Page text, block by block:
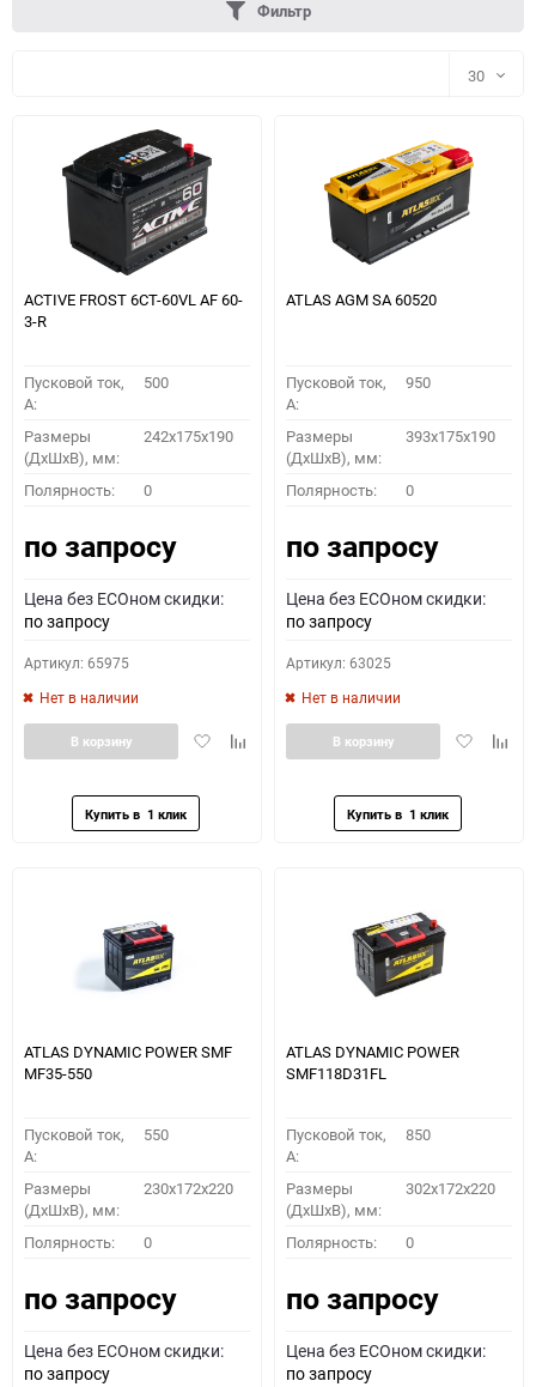
ПОДОБРАТЬ
Как определить полярность?
0 - обратная 1 - прямая 3 - обратная 4 - прямая
Фильтр
30
30
60
ACTIVE FROST 6СТ-60VL АF 60-
3-R
Пусковой ток,
A:
500
Размеры
(ДхШхВ), мм:
242x175x190
Полярность: 0
по запросу
Цена без ECOном скидки:
по запросу
Артикул: 65975
Нет в наличии
ДобавитьДобавить
В корзину
ATLAS AGM SA 60520
Пусковой ток,
A:
950
Размеры
(ДхШхВ), мм:
393x175x190
Полярность: 0
по запросу
Цена без ECOном скидки:
по запросу
Артикул: 63025
Нет в наличии
Добавить
В корзину
ATLAS DYNAMIC POWER SMF
MF35-550
Пусковой ток,
A:
550
Размеры
(ДхШхВ), мм:
230x172x220
Полярность: 0
по запросу
Цена без ECOном скидки:
по запросу
ATLAS DYNAMIC POWER
SMF118D31FL
Пусковой ток,
A:
850
Размеры
(ДхШхВ), мм:
302x172x220
Полярность: 0
по запросу
Цена без ECOном скидки:
по запросу